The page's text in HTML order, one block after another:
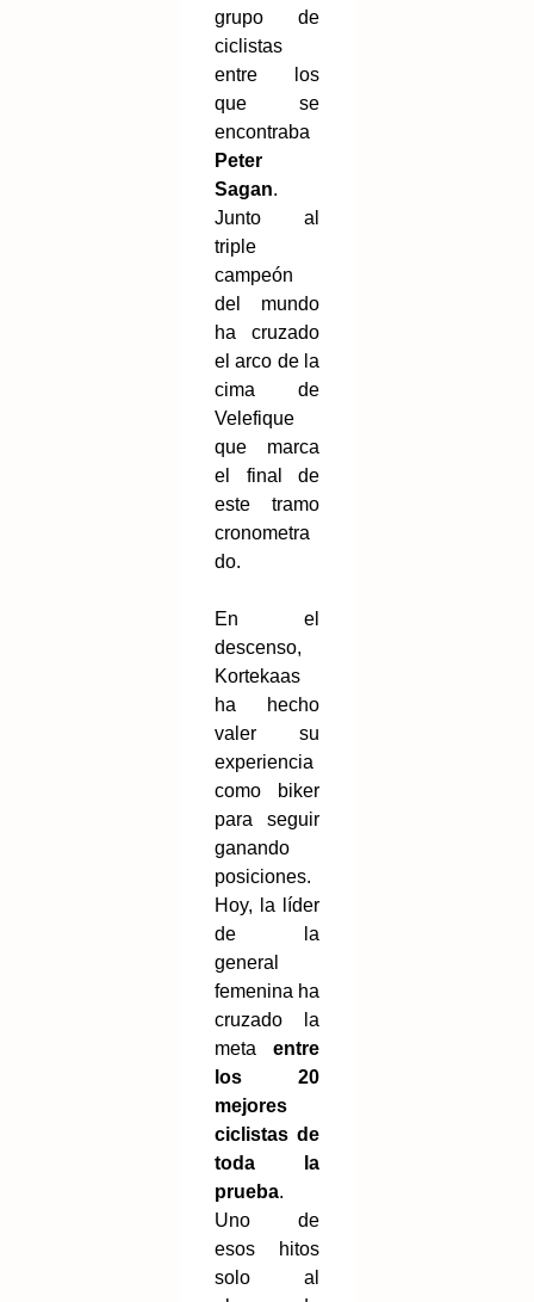
grupo de
ciclistas
entre los
que se
encontraba
Peter
Sagan.
Junto al
triple
campeón
del mundo
ha cruzado
el arco de la
cima de
Velefique
que marca
el final de
este tramo
cronometra
do.
En el
descenso,
Kortekaas
ha hecho
valer su
experiencia
como biker
para seguir
ganando
posiciones.
Hoy, la líder
de la
general
femenina ha
cruzado la
meta entre
los 20
mejores
ciclistas de
toda la
prueba.
Uno de
esos hitos
solo al